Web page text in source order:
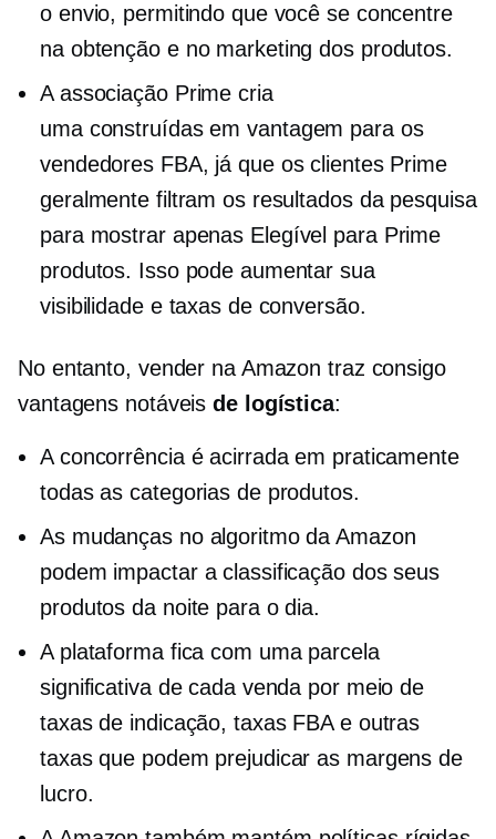
o envio, permitindo que você se concentre
na obtenção e no marketing dos produtos.
A associação Prime cria
uma construídas em vantagem para os
vendedores FBA, já que os clientes Prime
geralmente filtram os resultados da pesquisa
para mostrar apenas Elegível para Prime
produtos. Isso pode aumentar sua
visibilidade e taxas de conversão.
No entanto, vender na Amazon traz consigo
vantagens notáveisde logística:
A concorrência é acirrada em praticamente
todas as categorias de produtos.
As mudanças no algoritmo da Amazon
podem impactar a classificação dos seus
produtos da noite para o dia.
A plataforma fica com uma parcela
significativa de cada venda por meio de
taxas de indicação, taxas FBA e outras
taxas que podem prejudicar as margens de
lucro.